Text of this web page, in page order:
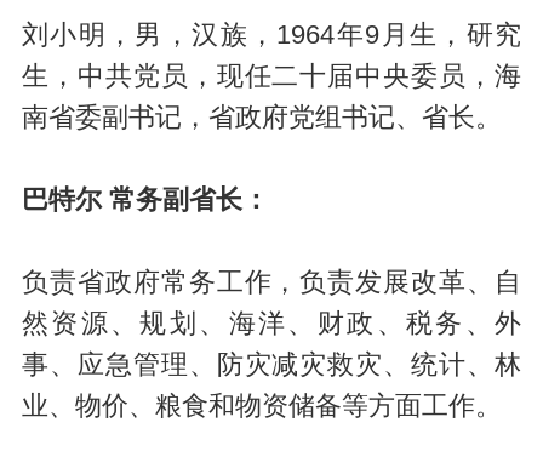
刘小明，男，汉族，1964年9月生，研究
生，中共党员，现任二十届中央委员，海
南省委副书记，省政府党组书记、省长。
巴特尔 常务副省长：
负责省政府常务工作，负责发展改革、自
然资源、规划、海洋、财政、税务、外
事、应急管理、防灾减灾救灾、统计、林
业、物价、粮食和物资储备等方面工作。